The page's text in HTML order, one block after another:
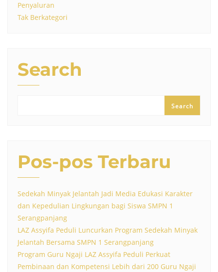
Penyaluran
Tak Berkategori
Search
Search
Pos-pos Terbaru
Sedekah Minyak Jelantah Jadi Media Edukasi Karakter
dan Kepedulian Lingkungan bagi Siswa SMPN 1
Serangpanjang
LAZ Assyifa Peduli Luncurkan Program Sedekah Minyak
Jelantah Bersama SMPN 1 Serangpanjang
Program Guru Ngaji LAZ Assyifa Peduli Perkuat
Pembinaan dan Kompetensi Lebih dari 200 Guru Ngaji